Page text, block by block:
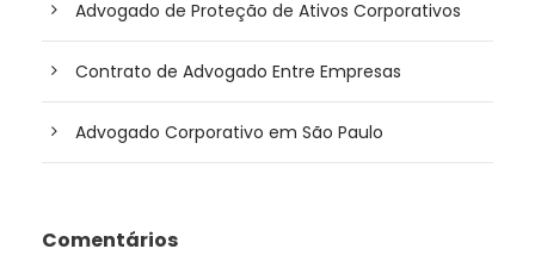
Advogado de Proteção de Ativos Corporativos
Contrato de Advogado Entre Empresas
Advogado Corporativo em São Paulo
Comentários